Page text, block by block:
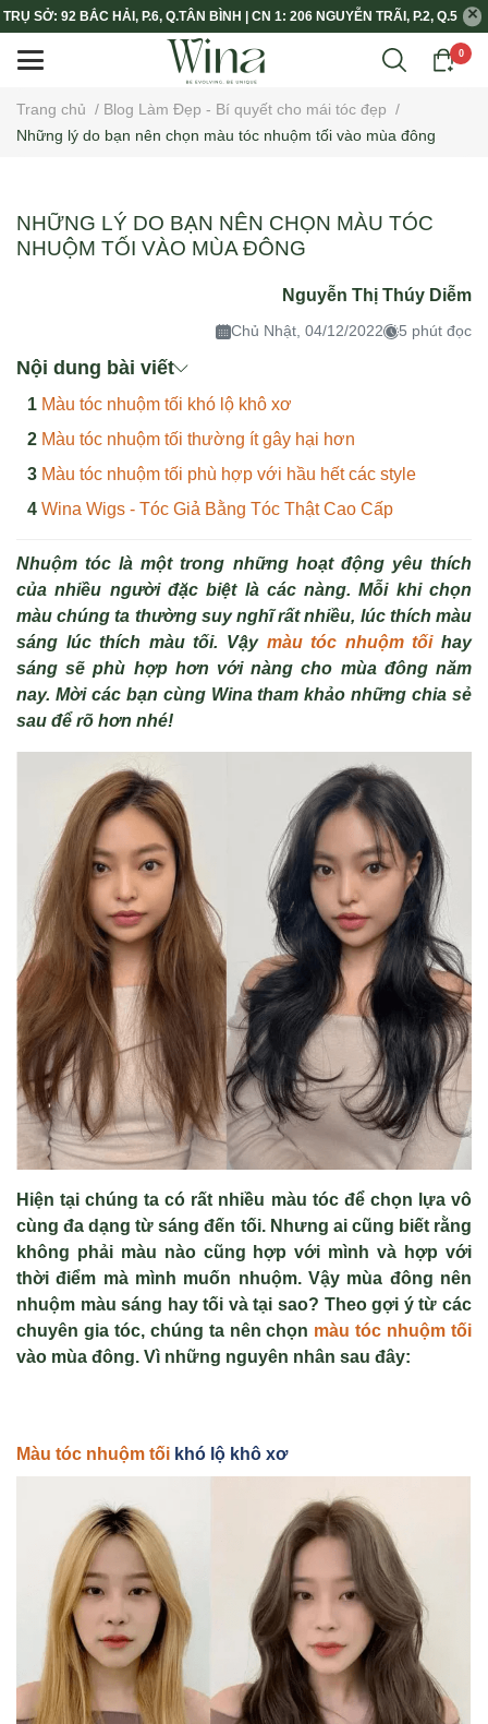
TRỤ SỞ: 92 BẮC HẢI, P.6, Q.TÂN BÌNH | CN 1: 206 NGUYỄN TRÃI, P.2, Q.5
0
Trang chủ / Blog Làm Đẹp - Bí quyết cho mái tóc đẹp /
Những lý do bạn nên chọn màu tóc nhuộm tối vào mùa đông
NHỮNG LÝ DO BẠN NÊN CHỌN MÀU TÓC
NHUỘM TỐI VÀO MÙA ĐÔNG
Nguyễn Thị Thúy Diễm
Chủ Nhật, 04/12/2022 5 phút đọc
Nội dung bài viết
Màu tóc nhuộm tối khó lộ khô xơ
Màu tóc nhuộm tối thường ít gây hại hơn
Màu tóc nhuộm tối phù hợp với hầu hết các style
Wina Wigs - Tóc Giả Bằng Tóc Thật Cao Cấp
Nhuộm tóc là một trong những hoạt động yêu thích
của nhiều người đặc biệt là các nàng. Mỗi khi chọn
màu chúng ta thường suy nghĩ rất nhiều, lúc thích màu
sáng lúc thích màu tối. Vậy màu tóc nhuộm tốihay
sáng sẽ phù hợp hơn với nàng cho mùa đông năm
nay. Mời các bạn cùng Wina tham khảo những chia sẻ
sau để rõ hơn nhé!
Hiện tại chúng ta có rất nhiều màu tóc để chọn lựa vô
cùng đa dạng từ sáng đến tối. Nhưng ai cũng biết rằng
không phải màu nào cũng hợp với mình và hợp với
thời điểm mà mình muốn nhuộm. Vậy mùa đông nên
nhuộm màu sáng hay tối và tại sao? Theo gợi ý từ các
chuyên gia tóc, chúng ta nên chọn màu tóc nhuộm tối
vào mùa đông. Vì những nguyên nhân sau đây:
Màu tóc nhuộm tối khó lộ khô xơ